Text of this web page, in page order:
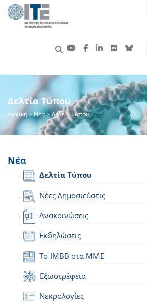
Δελτία Τύπου
Αρχική>Νέα> Δελτία Τύπου
Νέα
Δελτία Τύπου
Νέες Δημοσιεύσεις
Ανακοινώσεις
Εκδηλώσεις
Το IMBB στα ΜΜΕ
Εξωστρέφεια
Νεκρολογίες